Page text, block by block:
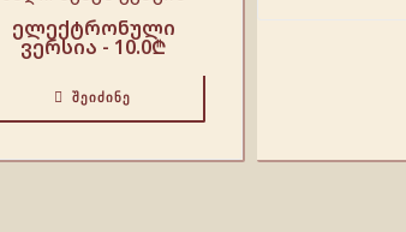
ელექტრონული
ვერსია - 10.0₾
ᲨᲔᲘᲫᲘᲜᲔ